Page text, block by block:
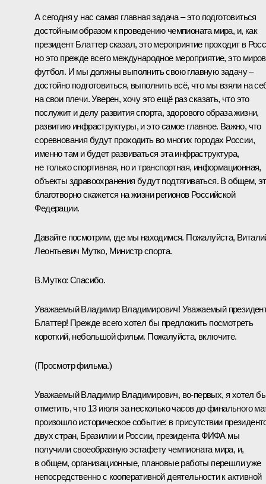
А сегодня у нас самая главная задача – это подготовиться
достойным образом к проведению чемпионата мира, и, как
президент Блаттер сказал, это мероприятие проходит в
но это прежде всего международное мероприятие, это
футбол. И мы должны выполнить свою главную задачу –
достойно подготовиться, выполнить всё, что мы взяли на
на свои плечи. Уверен, хочу это ещё раз сказать, что это
послужит и делу развития спорта, здорового образа жизни,
развитию инфраструктуры, и это самое главное. Важно, что
соревнования будут проходить во многих городах России,
именно там и будет развиваться эта инфраструктура,
не только спортивная, но и транспортная, информационная,
объекты здравоохранения будут подтягиваться. В общем,
благотворно скажется на жизни регионов Российской
Федерации.
Давайте посмотрим, где мы находимся. Пожалуйста,
Леонтьевич Мутко, Министр спорта.
В.Мутко: Спасибо.
Уважаемый Владимир Владимирович! Уважаемый
Блаттер! Прежде всего хотел бы предложить посмотреть
короткий, небольшой фильм. Пожалуйста, включите.
(Просмотр фильма.)
Уважаемый Владимир Владимирович, во‑первых, я хотел
отметить, что 13 июля за несколько часов до финального
произошло историческое событие: в присутствии
двух стран, Бразилии и России, президента ФИФА мы
получили своеобразную эстафету чемпионата мира, и,
в общем, организационные, плановые работы перешли уже
непосредственно с кооперативной деятельности к активной